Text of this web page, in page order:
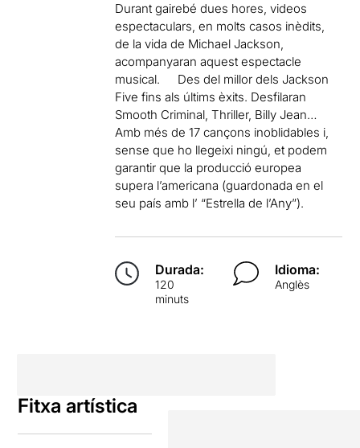
Durant gairebé dues hores, videos
espectaculars, en molts casos inèdits,
de la vida de Michael Jackson,
acompanyaran aquest espectacle
musical. Des del millor dels Jackson
Five fins als últims èxits. Desfilaran
Smooth Criminal, Thriller, Billy Jean…
Amb més de 17 cançons inoblidables i,
sense que ho llegeixi ningú, et podem
garantir que la producció europea
supera l’americana (guardonada en el
seu país amb l’ “Estrella de l’Any”).
Durada:
120
minuts
Idioma:
Anglès
Fitxa artística